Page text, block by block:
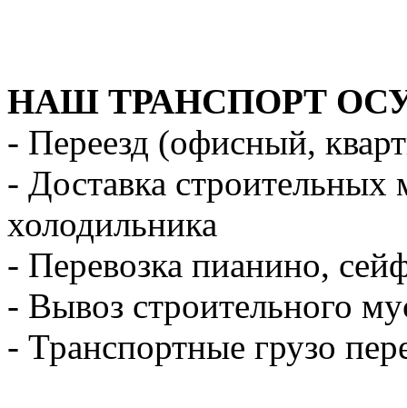
НАШ ТРАНСПОРТ
- Переезд (офисный,
- Доставка
холодильника
- Перевозка пианино,
- Вывоз строительного
- Транспортные грузо